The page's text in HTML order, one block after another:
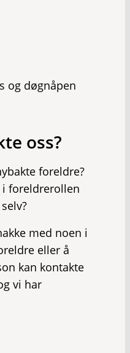
og døgnåpen
oss?
foreldre?
foreldrerollen
med noen i
eller å
kan kontakte
vi har